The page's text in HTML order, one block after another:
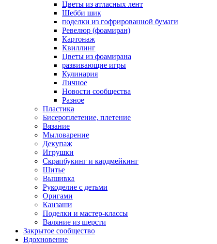
Цветы из атласных лент
Шебби шик
поделки из гофрированной бумаги
Ревелюр (фоамиран)
Картонаж
Квиллинг
Цветы из фоамирана
развивающие игры
Кулинария
Личное
Новости сообщества
Разное
Пластика
Бисероплетение, плетение
Вязание
Мыловарение
Декупаж
Игрушки
Скрапбукинг и кардмейкинг
Шитье
Вышивка
Рукоделие с детьми
Оригами
Канзаши
Поделки и мастер-классы
Валяние из шерсти
Закрытое сообщество
Вдохновение